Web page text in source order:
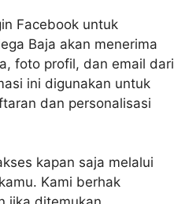
Facebook untuk
Baja akan menerima
foto profil, dan email dari
ini digunakan untuk
dan personalisasi
kapan saja melalui
Kami berhak